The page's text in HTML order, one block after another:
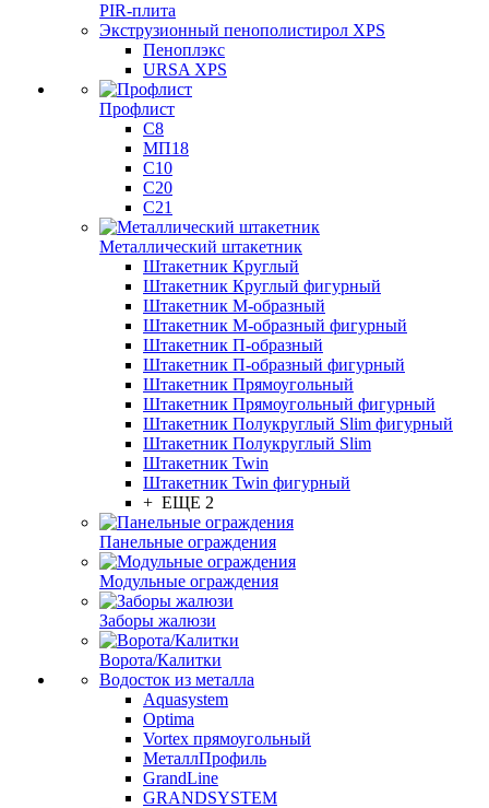
PIR-плита
Экструзионный пенополистирол XPS
Пеноплэкс
URSA XPS
Профлист
С8
МП18
С10
С20
С21
Металлический штакетник
Штакетник Круглый
Штакетник Круглый фигурный
Штакетник М-образный
Штакетник М-образный фигурный
Штакетник П-образный
Штакетник П-образный фигурный
Штакетник Прямоугольный
Штакетник Прямоугольный фигурный
Штакетник Полукруглый Slim фигурный
Штакетник Полукруглый Slim
Штакетник Twin
Штакетник Twin фигурный
+ ЕЩЕ 2
Панельные ограждения
Модульные ограждения
Заборы жалюзи
Ворота/Калитки
Водосток из металла
Aquasystem
Optima
Vortex прямоугольный
МеталлПрофиль
GrandLine
GRANDSYSTEM